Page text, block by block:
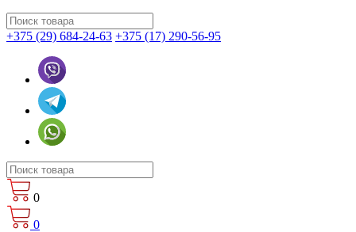
+375 (29) 684-24-63 +375 (17) 290-56-95
0
0